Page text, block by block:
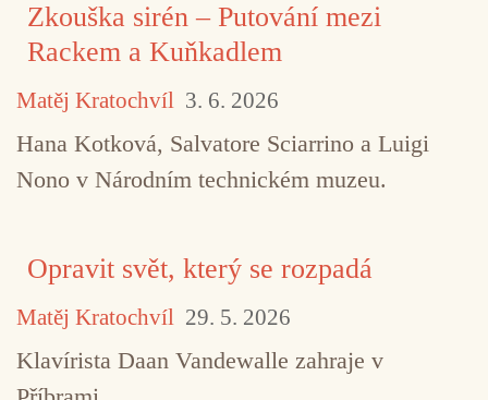
Zkouška sirén – Putování mezi
Rackem a Kuňkadlem
Matěj Kratochvíl 3. 6. 2026
Hana Kotková, Salvatore Sciarrino a Luigi
Nono v Národním technickém muzeu.
Opravit svět, který se rozpadá
Matěj Kratochvíl 29. 5. 2026
Klavírista Daan Vandewalle zahraje v